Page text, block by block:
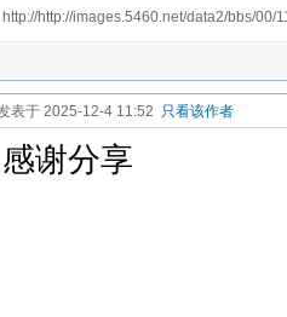
http://http://images.5460.net/data2/bbs/00/
表于 2025-12-4 11:52 只看该作者
感谢分享